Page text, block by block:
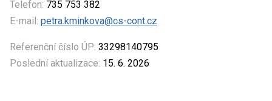
Telefon: 735 753 382
E-mail: petra.kminkova@cs-cont.cz
Referenční číslo ÚP: 33298140795
Poslední aktualizace: 15. 6. 2026